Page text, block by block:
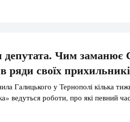
Чим заманює
ряди своїх
Галицького у Тернополі кілька
ведуться роботи, про які певний